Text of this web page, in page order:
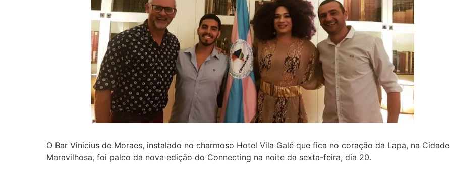
O Bar Vinicius de Moraes, instalado no charmoso Hotel Vila Galé que fica no coração da Lapa, na Cidade
Maravilhosa, foi palco da nova edição do Connecting na noite da sexta-feira, dia 20.